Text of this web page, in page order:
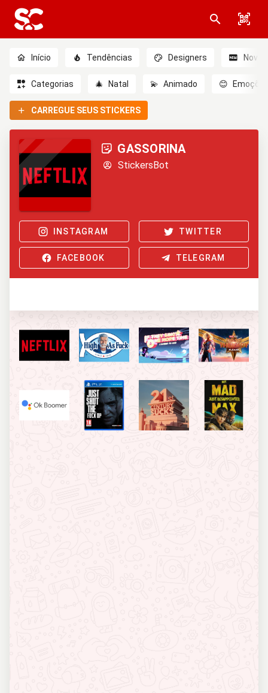
Início Tendências Designers Novo
Categorias 🎄 Natal 💫 Animado 😊
CARREGUE SEUS STICKERS
GASSORINA
StickersBot
INSTAGRAM TWITTER
FACEBOOK TELEGRAM